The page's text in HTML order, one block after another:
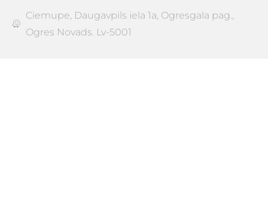
Ciemupe, Daugavpils iela 1a, Ogresgala pag.,
Ogres Novads. Lv-5001